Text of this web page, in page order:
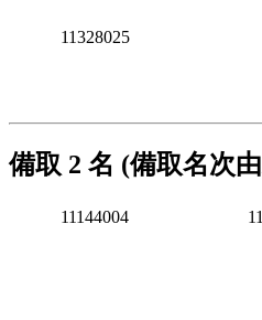
11328025
備取 2 名 (備取名次
11144004